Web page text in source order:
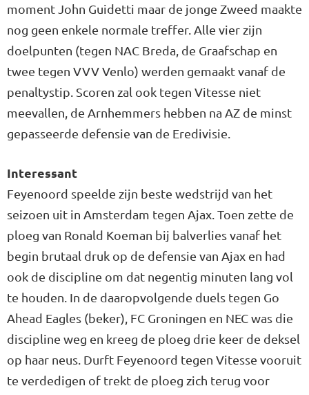
moment John Guidetti maar de jonge Zweed maakte
nog geen enkele normale treffer. Alle vier zijn
doelpunten (tegen NAC Breda, de Graafschap en
twee tegen VVV Venlo) werden gemaakt vanaf de
penaltystip. Scoren zal ook tegen Vitesse niet
meevallen, de Arnhemmers hebben na AZ de minst
gepasseerde defensie van de Eredivisie.
Interessant
Feyenoord speelde zijn beste wedstrijd van het
seizoen uit in Amsterdam tegen Ajax. Toen zette de
ploeg van Ronald Koeman bij balverlies vanaf het
begin brutaal druk op de defensie van Ajax en had
ook de discipline om dat negentig minuten lang vol
te houden. In de daaropvolgende duels tegen Go
Ahead Eagles (beker), FC Groningen en NEC was die
discipline weg en kreeg de ploeg drie keer de deksel
op haar neus. Durft Feyenoord tegen Vitesse vooruit
te verdedigen of trekt de ploeg zich terug voor